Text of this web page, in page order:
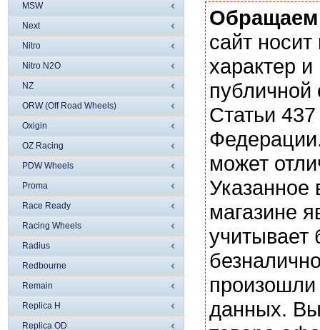
MSW
Next
Nitro
Nitro N2O
NZ
ORW (Off Road Wheels)
Oxigin
OZ Racing
PDW Wheels
Proma
Race Ready
Racing Wheels
Radius
Redbourne
Remain
Replica H
Replica OD
сайт
характер
Статьи
может
магазине
учитывает
данных. Вы